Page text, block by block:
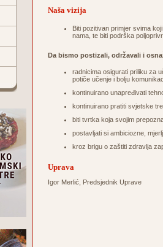
Naša vizija
Biti pozitivan primjer svima
nama, te biti podrška
Da bismo postizali, održavali i
radnicima osigurati priliku za
potiče učenje i bolju
kontinuirano unapređivati
kontinuirano pratiti svjetske
biti tvrtka koja svojim
postavljati si ambiciozne,
kroz brigu o zaštiti zdravlja
Uprava
Igor Merlić, Predsjednik Uprave